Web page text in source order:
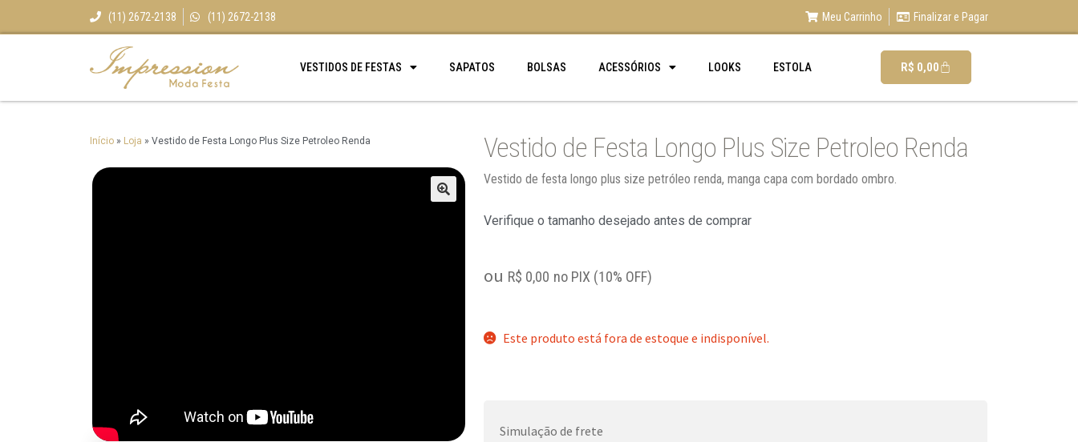
(11) 2672-2138 (11) 2672-2138 Meu Carrinho Finalizar e Pagar
VESTIDOS DE FESTAS SAPATOS BOLSAS ACESSÓRIOS LOOKS ESTOLA R$ 0,00
Início » Loja » Vestido de Festa Longo Plus Size Petroleo Renda Vestido de Festa Longo Plus Size Petroleo Renda
Vestido de festa longo plus size petróleo renda, manga capa com bordado ombro.
Verifique o tamanho desejado antes de comprar
ou R$ 0,00 no PIX (10% OFF)
Este produto está fora de estoque e indisponível.
Simulação de frete